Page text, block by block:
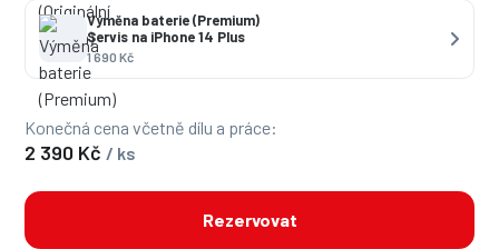
Výměna baterie (Premium)
Servis na iPhone 14 Plus
1 690 Kč
Konečná cena včetně dílu a práce:
2 390 Kč / ks
Rezervovat